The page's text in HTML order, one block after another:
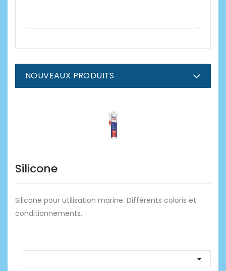
NOUVEAUX PRODUITS
Silicone
Silicone pour utilisation marine. Différents coloris et
conditionnements.
